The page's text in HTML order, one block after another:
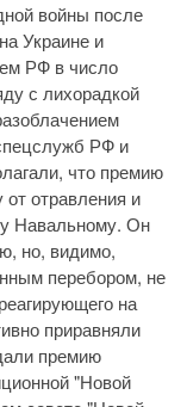
войны после
Украине и
РФ в число
с лихорадкой
РФ и
что премию
отравления и
Навальному. Он
но, видимо,
перебором, не
на
приравняли
премию
"Новой